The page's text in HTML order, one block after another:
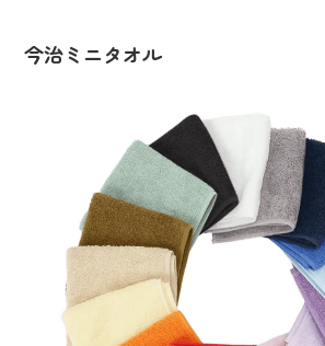
今治ミニタオル